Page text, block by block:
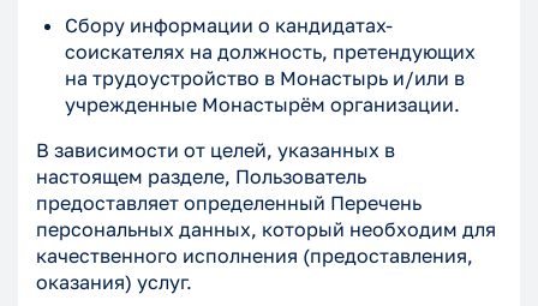
Сбору информации о кандидатах-
соискателях на должность, претендующих
на трудоустройство в Монастырь и/или в
учрежденные Монастырём организации.
В зависимости от целей, указанных в
настоящем разделе, Пользователь
предоставляет определенный Перечень
персональных данных, который необходим для
качественного исполнения (предоставления,
оказания) услуг.